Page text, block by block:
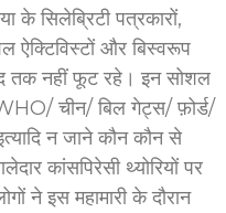
के सिलेब्रिटी पत्रकारों,
ऐक्टिविस्टों और बिस्वरूप
तक नहीं फूट रहे। इन सोशल
WHO/ चीन/ बिल गेट्स/ फ़ोर्ड/
न जाने कौन कौन से
कांसपिरेसी थ्योरियों पर
ने इस महामारी के दौरान